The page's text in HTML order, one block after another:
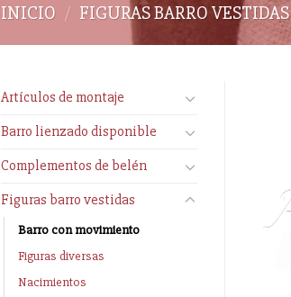
INICIO / FIGURAS BARRO VESTIDAS
Artículos de montaje
Barro lienzado disponible
Complementos de belén
Figuras barro vestidas
Barro con movimiento
Figuras diversas
Nacimientos